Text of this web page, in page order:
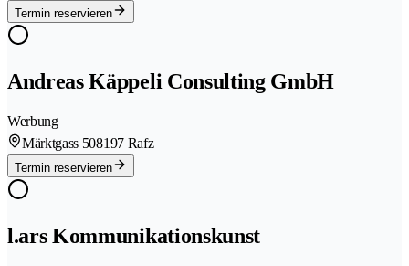
Termin reservieren
Andreas Käppeli Consulting GmbH
Werbung
Märktgass 508197 Rafz
Termin reservieren
l.ars Kommunikationskunst